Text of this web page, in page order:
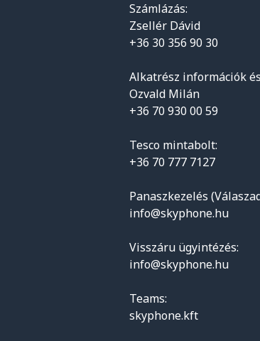
Számlázás:
Zsellér Dávid
+36 30 356 90 30
Alkatrész információk
Ozvald Milán
+36 70 930 00 59
Tesco mintabolt:
+36 70 777 7127
Panaszkezelés
info@skyphone.hu
Visszáru ügyintézés:
info@skyphone.hu
Teams:
skyphone.kft